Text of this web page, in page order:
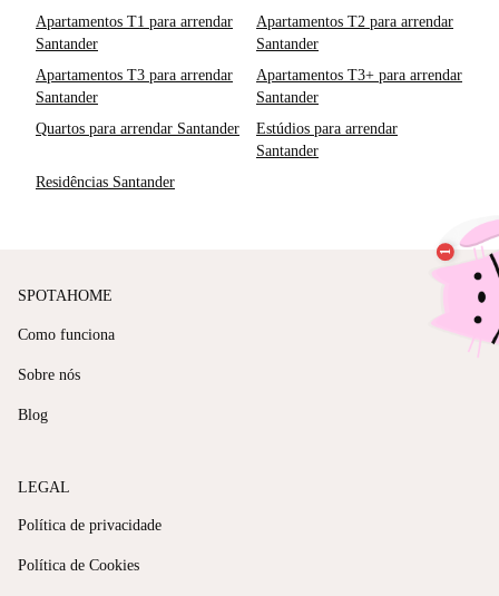
Apartamentos T1 para arrendar
Santander
Apartamentos T2 para arrendar
Santander
Apartamentos T3 para arrendar
Santander
Apartamentos T3+ para arrendar
Santander
Quartos para arrendar Santander
Estúdios para arrendar
Santander
Residências Santander
SPOTAHOME
Como funciona
Sobre nós
Blog
LEGAL
Política de privacidade
Política de Cookies